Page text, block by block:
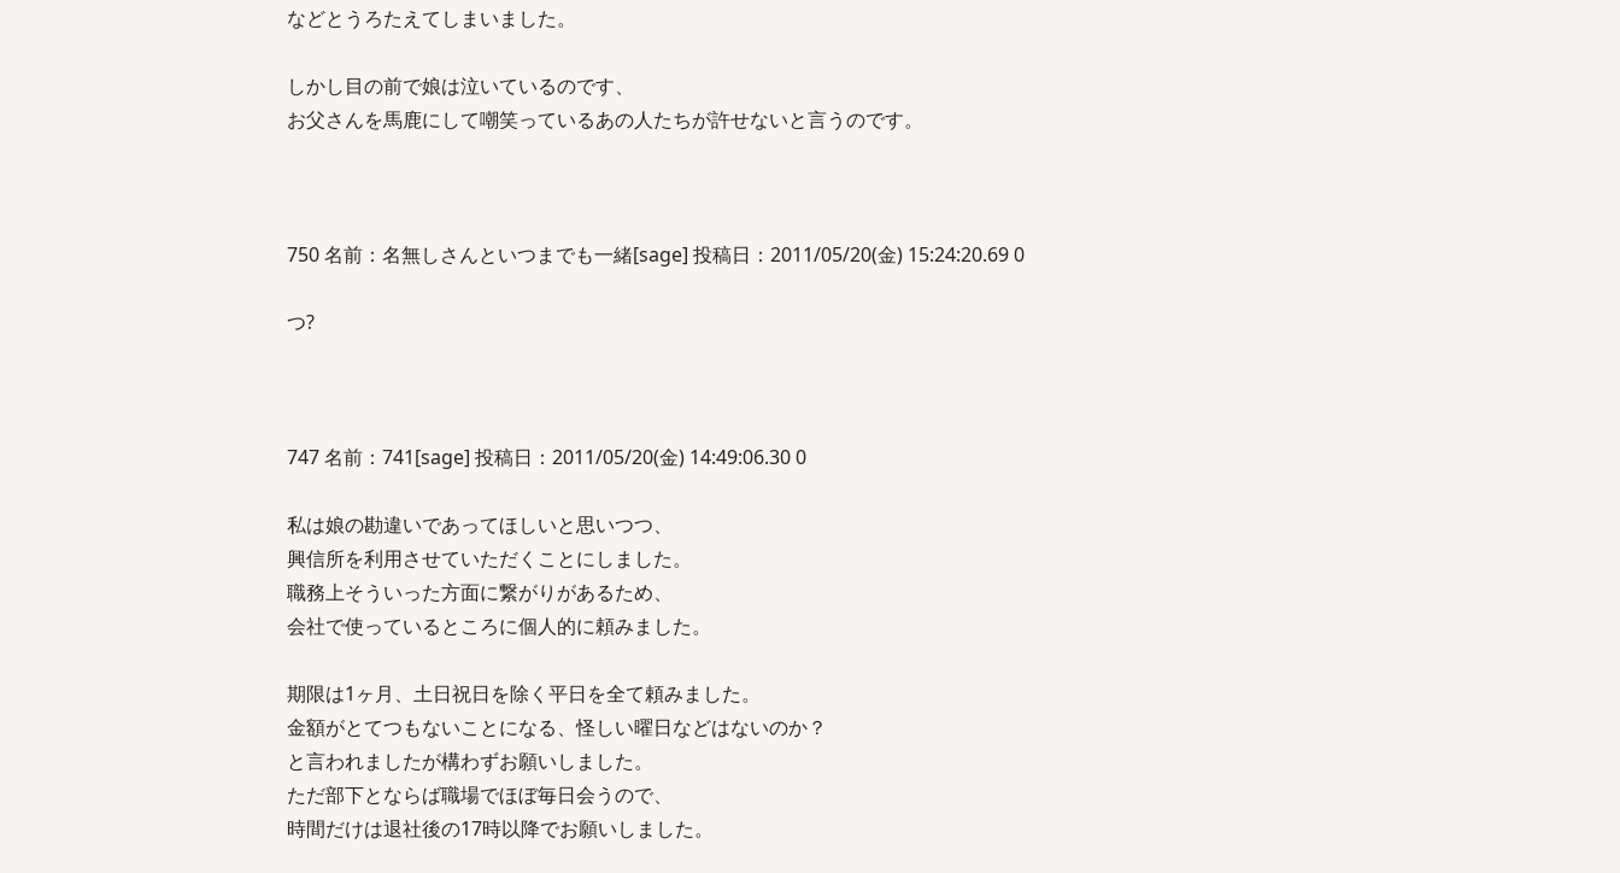
などとうろたえてしまいました。
しかし目の前で娘は泣いているのです、
お父さんを馬鹿にして嘲笑っているあの人たちが許せないと言うのです。
750 名前：名無しさんといつまでも一緒[sage] 投稿日：2011/05/20(金) 15:24:20.69 0
つ?
747 名前：741[sage] 投稿日：2011/05/20(金) 14:49:06.30 0
私は娘の勘違いであってほしいと思いつつ、
興信所を利用させていただくことにしました。
職務上そういった方面に繋がりがあるため、
会社で使っているところに個人的に頼みました。
期限は1ヶ月、土日祝日を除く平日を全て頼みました。
金額がとてつもないことになる、怪しい曜日などはないのか？
と言われましたが構わずお願いしました。
ただ部下とならば職場でほぼ毎日会うので、
時間だけは退社後の17時以降でお願いしました。